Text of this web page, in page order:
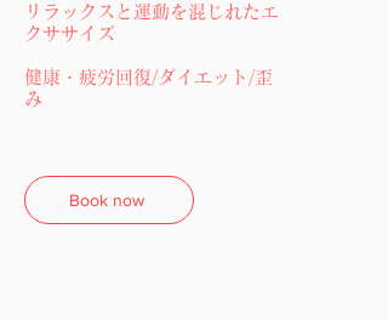
リラックスと運動を混じれたエ
クササイズ
​健康・疲労回復/ダイエット/歪
み
Book now